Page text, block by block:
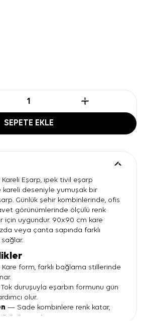
SEPETE EKLE
Eşarp, ipek tivil eşarp
deseniyle yumuşak bir
Günlük şehir kombinlerinde, ofis
görünümlerinde ölçülü renk
için uygundur. 90x90 cm kare
veya çanta sapında farklı
form, farklı bağlama stillerinde
duruşuyla eşarbın formunu gün
olur.
— Sade kombinlere renk katar,
verir.